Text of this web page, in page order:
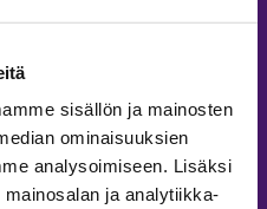
sisällön ja mainosten
ominaisuuksien
analysoimiseen. Lisäksi
ja analytiikka-